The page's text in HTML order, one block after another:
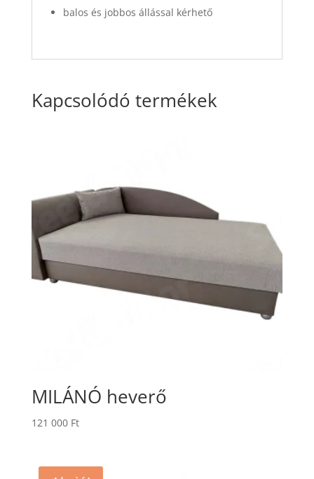
balos és jobbos állással kérhető
Kapcsolódó termékek
MILÁNÓ heverő
121 000 Ft